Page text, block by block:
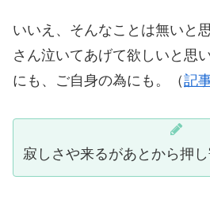
いいえ、そんなことは無いと
さん泣いてあげて欲しいと思
にも、ご自身の為にも。（記
寂しさや来るがあとから押